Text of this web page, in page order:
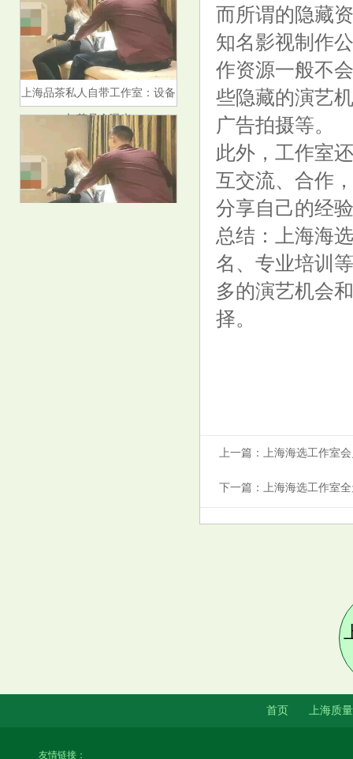
上海品茶私人自带工作室：设备
与茶品全曝光
而所谓的隐藏
知名影视制作
作资源一般不
些隐藏的演艺
广告拍摄等。
此外，工作室
互交流、合作
分享自己的经
总结：上海海
名、专业培训
多的演艺机会
择。
上一篇： 上海海选工作室
下一篇： 上海海选工作室
首页 上海质
友情链接：